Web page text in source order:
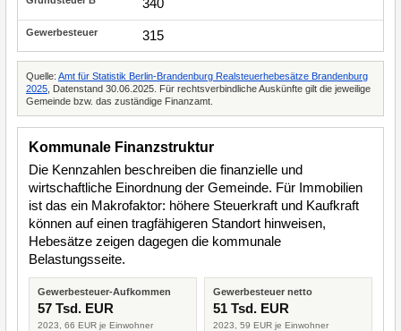
340
315
Quelle: Amt für Statistik Berlin-Brandenburg Realsteuerhebesätze Brandenburg
2025 , Datenstand 30.06.2025. Für rechtsverbindliche Auskünfte gilt die jeweilige
Gemeinde bzw. das zuständige Finanzamt.
Kommunale Finanzstruktur
Die Kennzahlen beschreiben die finanzielle und
wirtschaftliche Einordnung der Gemeinde. Für Immobilien
ist das ein Makrofaktor: höhere Steuerkraft und Kaufkraft
können auf einen tragfähigeren Standort hinweisen,
Hebesätze zeigen dagegen die kommunale
Belastungsseite.
Gewerbesteuer-Aufkommen
57 Tsd. EUR
2023, 66 EUR je Einwohner
Gewerbesteuer netto
51 Tsd. EUR
2023, 59 EUR je Einwohner